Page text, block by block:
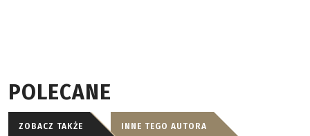
POLECANE
ZOBACZ TAKŻE INNE TEGO AUTORA